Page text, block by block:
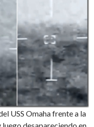
USS Omaha frente a la